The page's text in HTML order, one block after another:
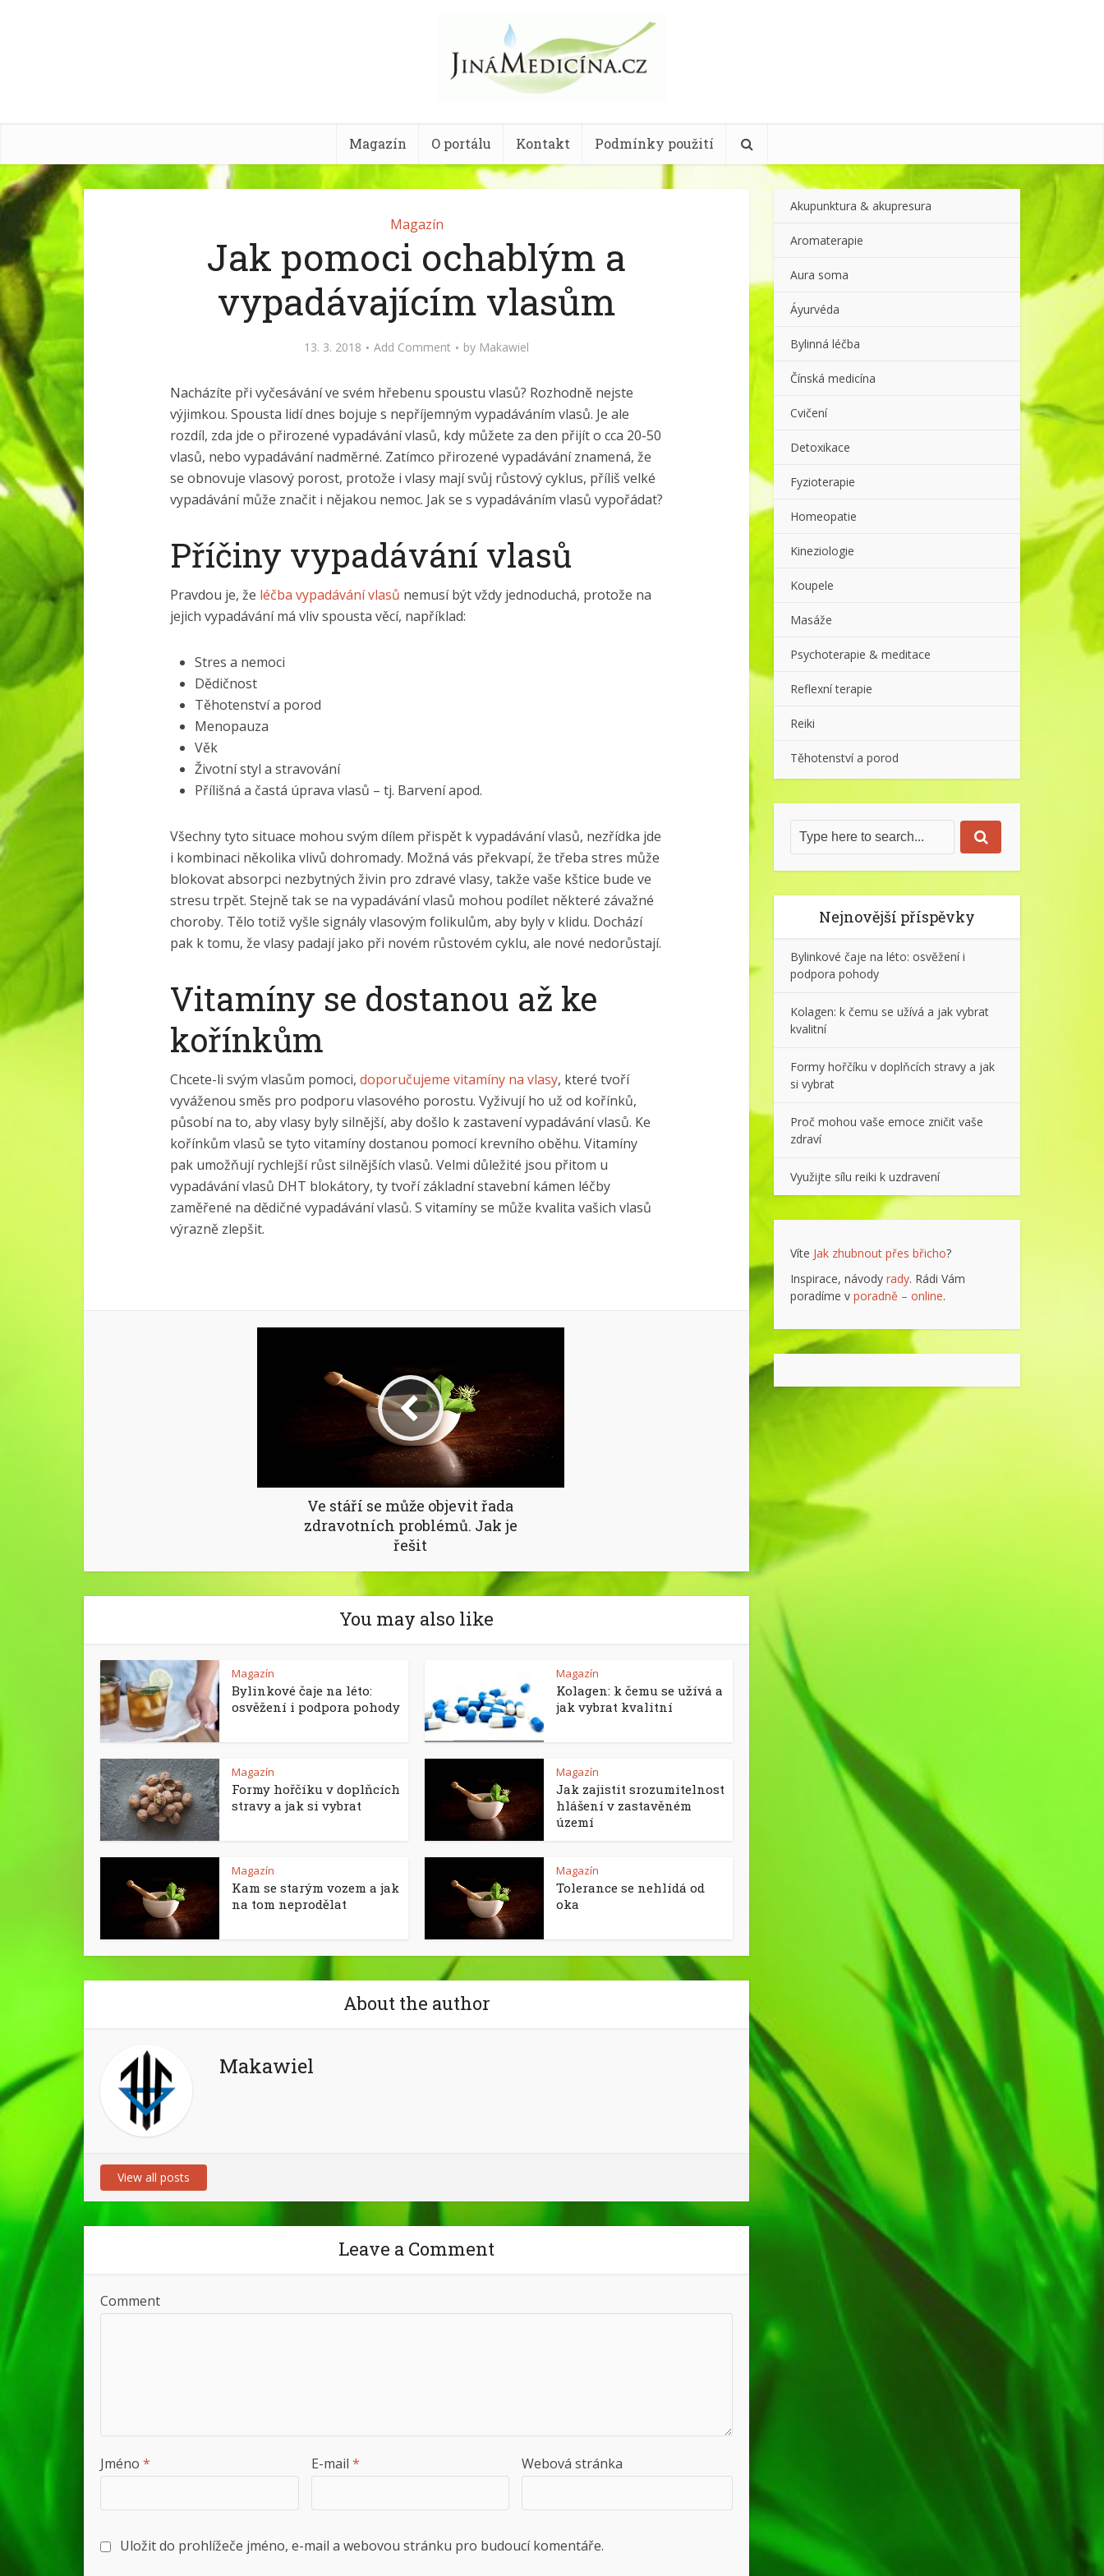
Magazín O portálu Kontakt Podmínky použití
Magazín
Jak pomoci ochablým a
vypadávajícím vlasům
13. 3. 2018 Add Comment by Makawiel
Nacházíte při vyčesávání ve svém hřebenu spoustu vlasů? Rozhodně nejste
výjimkou. Spousta lidí dnes bojuje s nepříjemným vypadáváním vlasů. Je ale
rozdíl, zda jde o přirozené vypadávání vlasů, kdy můžete za den přijít o cca 20-50
vlasů, nebo vypadávání nadměrné. Zatímco přirozené vypadávání znamená, že
se obnovuje vlasový porost, protože i vlasy mají svůj růstový cyklus, příliš velké
vypadávání může značit i nějakou nemoc. Jak se s vypadáváním vlasů vypořádat?
Příčiny vypadávání vlasů
Pravdou je, že léčba vypadávání vlasů nemusí být vždy jednoduchá, protože na
jejich vypadávání má vliv spousta věcí, například:
Stres a nemoci
Dědičnost
Těhotenství a porod
Menopauza
Věk
Životní styl a stravování
Přílišná a častá úprava vlasů – tj. Barvení apod.
Všechny tyto situace mohou svým dílem přispět k vypadávání vlasů, nezřídka jde
i kombinaci několika vlivů dohromady. Možná vás překvapí, že třeba stres může
blokovat absorpci nezbytných živin pro zdravé vlasy, takže vaše kštice bude ve
stresu trpět. Stejně tak se na vypadávání vlasů mohou podílet některé závažné
choroby. Tělo totiž vyšle signály vlasovým folikulům, aby byly v klidu. Dochází
pak k tomu, že vlasy padají jako při novém růstovém cyklu, ale nové nedorůstají.
Vitamíny se dostanou až ke
kořínkům
Chcete-li svým vlasům pomoci, doporučujeme vitamíny na vlasy, které tvoří
vyváženou směs pro podporu vlasového porostu. Vyživují ho už od kořínků,
působí na to, aby vlasy byly silnější, aby došlo k zastavení vypadávání vlasů. Ke
kořínkům vlasů se tyto vitamíny dostanou pomocí krevního oběhu. Vitamíny
pak umožňují rychlejší růst silnějších vlasů. Velmi důležité jsou přitom u
vypadávání vlasů DHT blokátory, ty tvoří základní stavební kámen léčby
zaměřené na dědičné vypadávání vlasů. S vitamíny se může kvalita vašich vlasů
výrazně zlepšit.
Ve stáří se může objevit řada
zdravotních problémů. Jak je
řešit
You may also like
Magazín
Bylinkové čaje na léto:
osvěžení i podpora pohody
Magazín
Kolagen: k čemu se užívá a
jak vybrat kvalitní
Magazín
Formy hořčíku v doplňcích
stravy a jak si vybrat
Magazín
Jak zajistit srozumitelnost
hlášení v zastavěném
území
Magazín
Kam se starým vozem a jak
na tom neprodělat
Magazín
Tolerance se nehlídá od
oka
About the author
Makawiel
View all posts
Leave a Comment
Comment
Jméno * E-mail * Webová stránka
Uložit do prohlížeče jméno, e-mail a webovou stránku pro budoucí komentáře.
Akupunktura & akupresura
Aromaterapie
Aura soma
Áyurvéda
Bylinná léčba
Čínská medicína
Cvičení
Detoxikace
Fyzioterapie
Homeopatie
Kineziologie
Koupele
Masáže
Psychoterapie & meditace
Reflexní terapie
Reiki
Těhotenství a porod
Nejnovější příspěvky
Bylinkové čaje na léto: osvěžení i
podpora pohody
Kolagen: k čemu se užívá a jak vybrat
kvalitní
Formy hořčíku v doplňcích stravy a jak
si vybrat
Proč mohou vaše emoce zničit vaše
zdraví
Využijte sílu reiki k uzdravení
Víte Jak zhubnout přes břicho?
Inspirace, návody rady. Rádi Vám
poradíme v poradně – online.